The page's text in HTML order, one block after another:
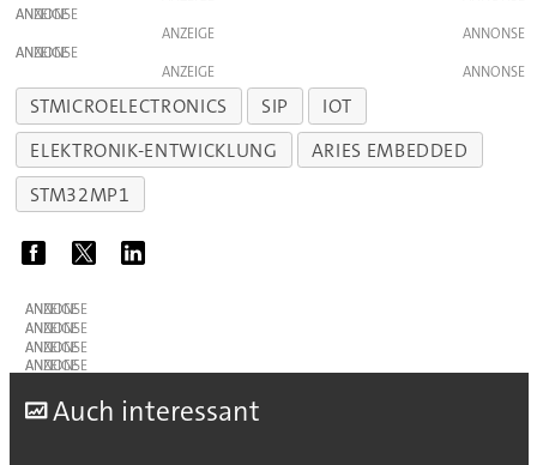
ANZEIGE
ANZEIGE
ANZEIGE
ANZEIGE
STMICROELECTRONICS SIP
IOT
ELEKTRONIK-ENTWICKLUNG
ARIES EMBEDDED
STM32MP1
ANZEIGE
ANZEIGE
ANZEIGE
ANZEIGE
Auch interessant